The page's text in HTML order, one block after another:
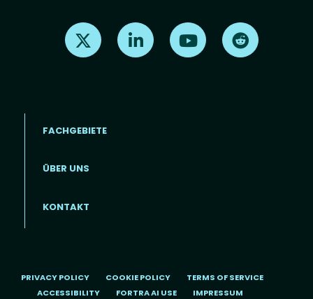
Find us on X Find us on LinkedInFind us on Youtube
FACHGEBIETE
ÜBER UNS
KONTAKT
PRIVACY POLICY COOKIE POLICY
TERMS OF SERVICE
ACCESSIBILITY
FORTRA AI USE IMPRESSUM